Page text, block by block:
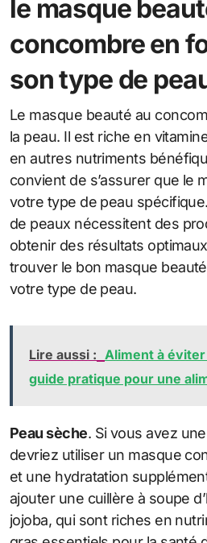
le masque
concombre en
son type de
Le masque beauté au
la peau. Il est riche en
en autres nutriments
convient de s’assurer que le
votre type de peau
de peaux nécessitent des
obtenir des résultats
trouver le bon masque
votre type de peau.
Lire aussi : Aliment à
guide pratique pour une
Peau sèche. Si vous avez
devriez utiliser un masque
et une hydratation
ajouter une cuillère à soupe
jojoba, qui sont riches en